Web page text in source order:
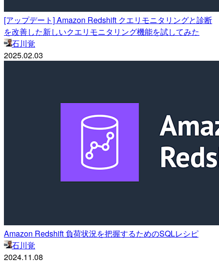
[アップデート] Amazon Redshift クエリモニタリングと診断
を改善した新しいクエリモニタリング機能を試してみた
石川覚
2025.02.03
Amazon Redshift 負荷状況を把握するためのSQLレシピ
石川覚
2024.11.08